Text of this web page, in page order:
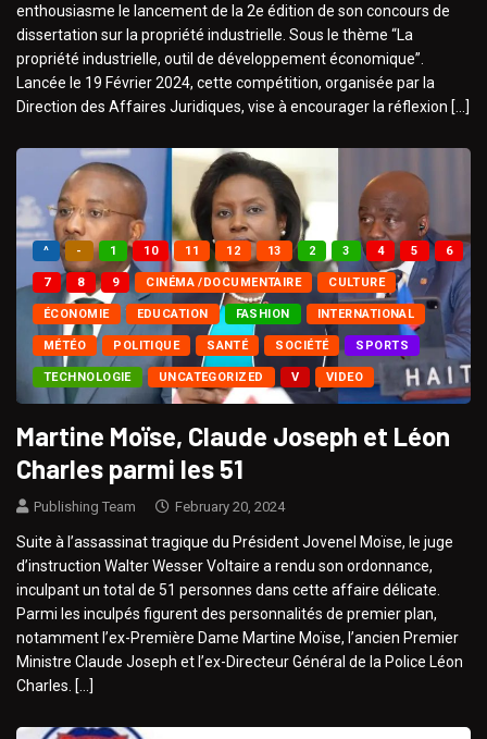
enthousiasme le lancement de la 2e édition de son concours de
dissertation sur la propriété industrielle. Sous le thème “La
propriété industrielle, outil de développement économique”.
Lancée le 19 Février 2024, cette compétition, organisée par la
Direction des Affaires Juridiques, vise à encourager la réflexion […]
^ - 1 10 11 12 13 2 3 4 5 6
7 8 9 CINÉMA /DOCUMENTAIRE CULTURE
ÉCONOMIE EDUCATION FASHION INTERNATIONAL
MÉTÉO POLITIQUE SANTÉ SOCIÉTÉ SPORTS
TECHNOLOGIE UNCATEGORIZED V VIDEO
Martine Moïse, Claude Joseph et Léon
Charles parmi les 51
Publishing Team February 20, 2024
Suite à l’assassinat tragique du Président Jovenel Moïse, le juge
d’instruction Walter Wesser Voltaire a rendu son ordonnance,
inculpant un total de 51 personnes dans cette affaire délicate.
Parmi les inculpés figurent des personnalités de premier plan,
notamment l’ex-Première Dame Martine Moïse, l’ancien Premier
Ministre Claude Joseph et l’ex-Directeur Général de la Police Léon
Charles. […]